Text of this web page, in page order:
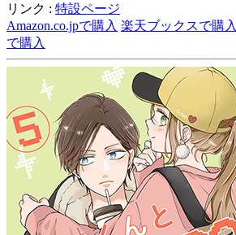
リンク : 特設ページ
Amazon.co.jpで購入 楽天ブックスで購入
で購入